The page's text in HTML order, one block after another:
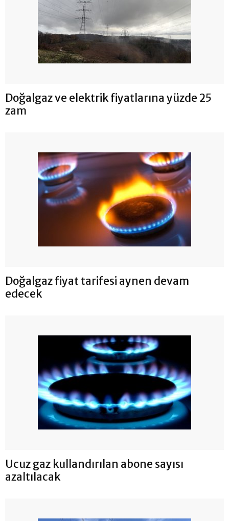
Doğalgaz ve elektrik fiyatlarına yüzde 25
zam
Doğalgaz fiyat tarifesi aynen devam
edecek
Ucuz gaz kullandırılan abone sayısı
azaltılacak